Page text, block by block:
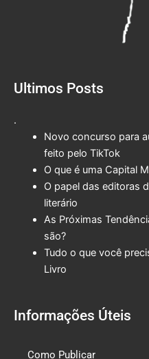
Ultimos Posts
.
Novo concurso para
feito pelo TikTok
O que é uma Capital
O papel das editoras
literário
As Próximas
são?
Tudo o que você
Livro
Informações Úteis
Como Publicar